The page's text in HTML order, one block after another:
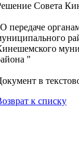
Совета
передаче
"
в
к списку